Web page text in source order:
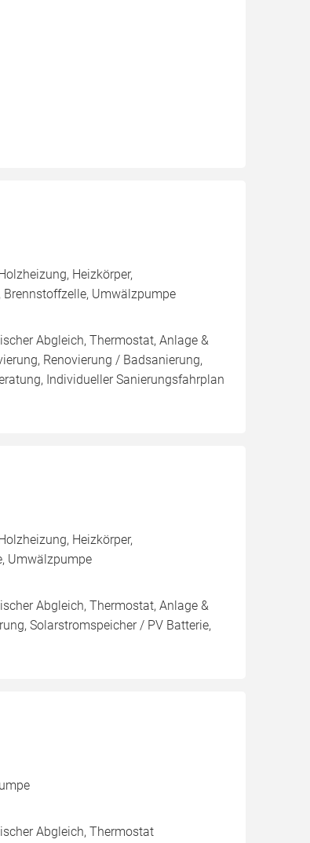
Heizkörper,
Brennstoffzelle, Umwälzpumpe
Abgleich, Thermostat, Anlage &
Renovierung / Badsanierung,
Individueller Sanierungsfahrplan
Heizkörper,
Umwälzpumpe
Abgleich, Thermostat, Anlage &
Solarstromspeicher / PV Batterie,
Abgleich, Thermostat